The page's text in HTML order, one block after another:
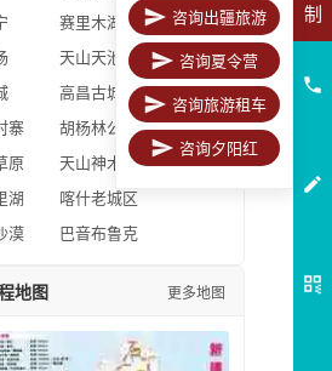
赛里木湖
天山天池
高昌古城
寨
胡杨林公园
原
天山神木园
湖
喀什老城区
漠
巴音布鲁克
地图 更多地图
制
咨询出疆旅游
咨询夏令营
咨询旅游租车
咨询夕阳红